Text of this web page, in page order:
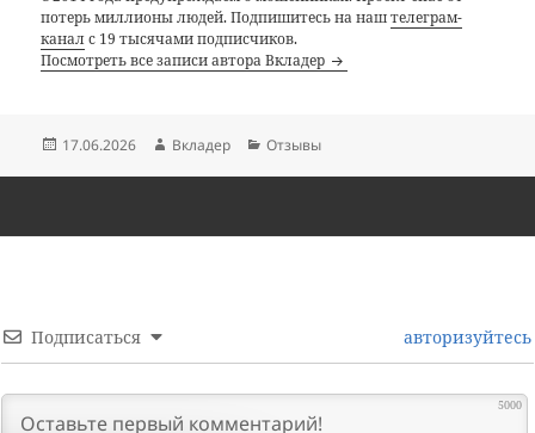
потерь миллионы людей. Подпишитесь на наштелеграм-
каналс 19 тысячами подписчиков.
Посмотреть все записи автора Вкладер
Опубликовано
17.06.2026 Автор
Вкладер Рубрики
Отзывы
Подписаться авторизуйтесь
5000